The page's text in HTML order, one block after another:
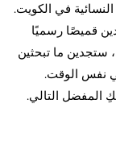
في الكويت.
قميصًا رسميًا
ستجدين ما تبحثين
نفس الوقت.
المفضل التالي.